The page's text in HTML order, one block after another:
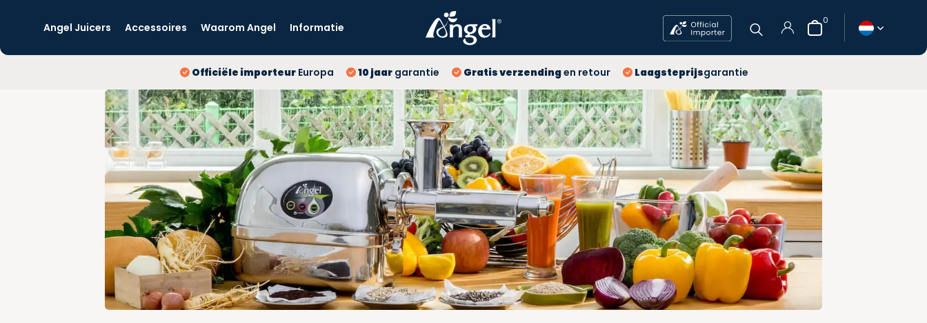
Angel Juicers Accessoires Waarom Angel Informatie
10 jaar
Gratis verzending
Laagsteprijs
Account
aanmaken
0
Officiële importeurEuropa 10 jaargarantie Gratis verzendingen retour Laagsteprijsgarantie